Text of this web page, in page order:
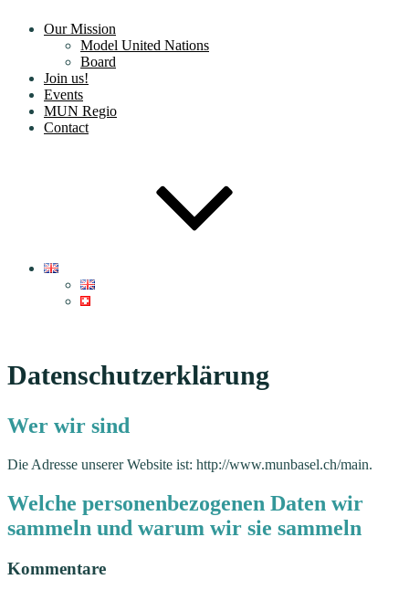
Our Mission
Model United Nations
Board
Join us!
Events
MUN Regio
Contact
Datenschutzerklärung
Wer wir sind
Die Adresse unserer Website ist: http://www.munbasel.ch/main.
Welche personenbezogenen Daten wir
sammeln und warum wir sie sammeln
Kommentare